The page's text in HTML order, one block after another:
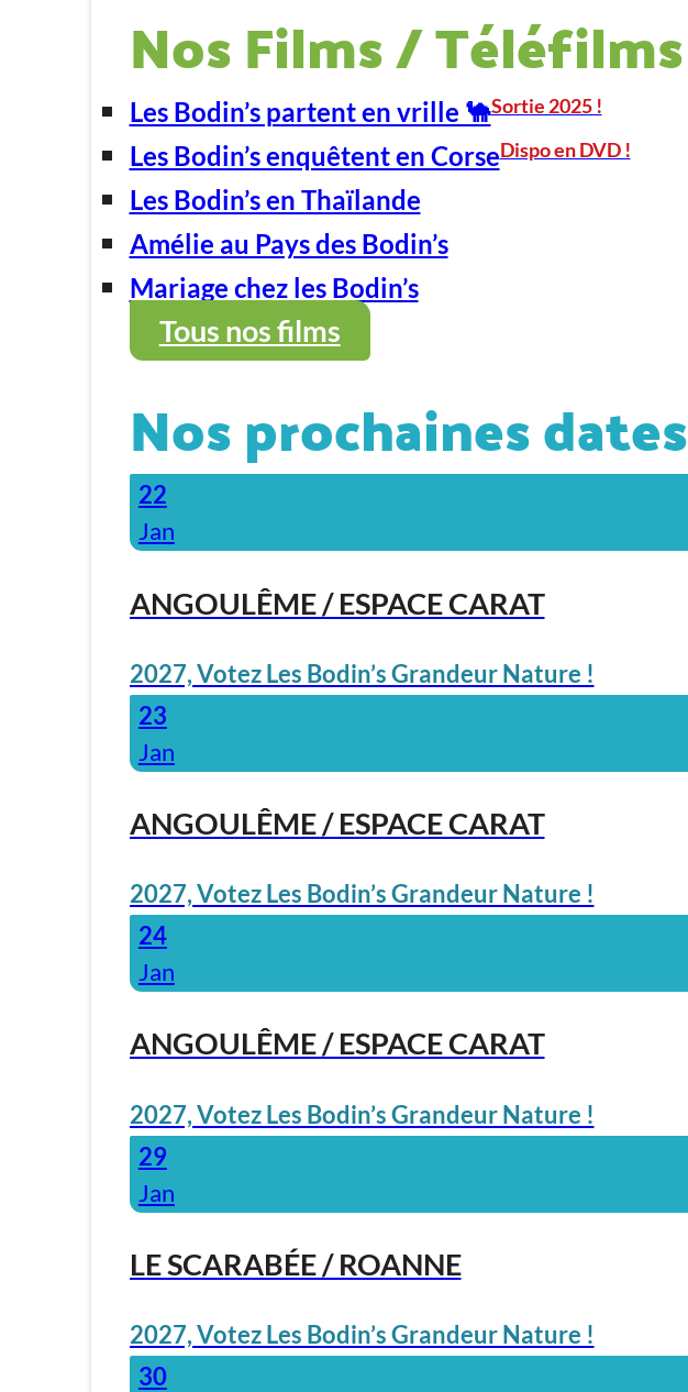
Nos Films / Téléfilms
Les Bodin’s partent en vrille 🐪Sortie 2025 !
Les Bodin’s enquêtent en CorseDispo en DVD !
Les Bodin’s en Thaïlande
Amélie au Pays des Bodin’s
Mariage chez les Bodin’s
Tous nos films
Nos prochaines dates
22
Jan
ANGOULÊME / ESPACE CARAT
2027, Votez Les Bodin’s Grandeur Nature !
23
Jan
ANGOULÊME / ESPACE CARAT
2027, Votez Les Bodin’s Grandeur Nature !
24
Jan
ANGOULÊME / ESPACE CARAT
2027, Votez Les Bodin’s Grandeur Nature !
29
Jan
LE SCARABÉE / ROANNE
2027, Votez Les Bodin’s Grandeur Nature !
30